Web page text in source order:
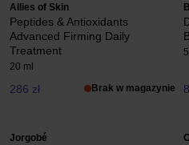
Allies of Skin
Peptides & Antioxidants
Advanced Firming Daily
Treatment
20 ml
286 zł Brak w magazynie
Jorgobé